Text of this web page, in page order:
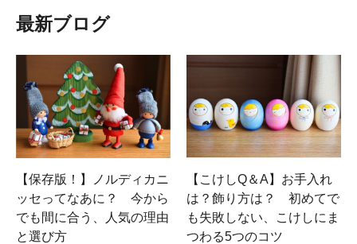
最新ブログ
【保存版！】ノルディカニ
ッセってなあに？ 今から
でも間に合う、人気の理由
と選び方
【こけしQ＆A】お手入れ
は？飾り方は？ 初めてで
も失敗しない、こけしにま
つわる5つのコツ